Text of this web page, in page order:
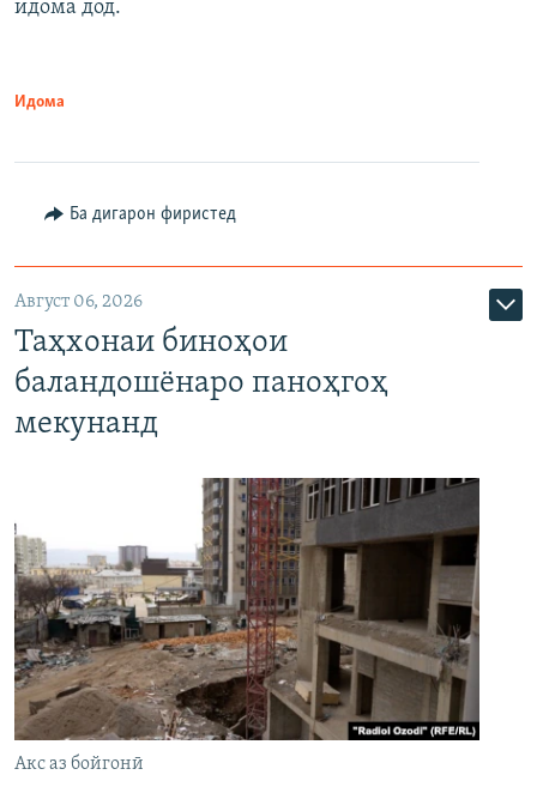
идома дод.
Идома
Ба дигарон фиристед
Август 06, 2026
Таҳхонаи биноҳои
баландошёнаро паноҳгоҳ
мекунанд
Акс аз бойгонӣ